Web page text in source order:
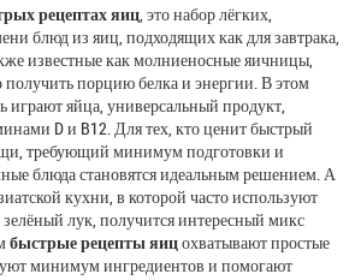
рецептах яиц это набор лёгких,
блюд из яиц, подходящих как для завтрака,
известные какмолниеносные яичницы
порцию белка и энергии. В этом
играютяйца универсальный продукт,
D и B12 . Для тех, кто ценитбыстрый
требующий минимум подготовки и
блюда становятся идеальным решением. А
кухни в которой часто используют
лук , получится интересный микс
быстрые рецепты яицохватывают простые
минимум ингредиентов и помогают